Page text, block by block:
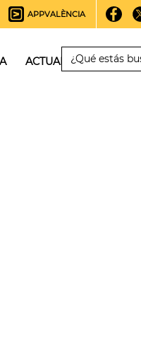
APPVALÈNCIA
ACTUALIDAD